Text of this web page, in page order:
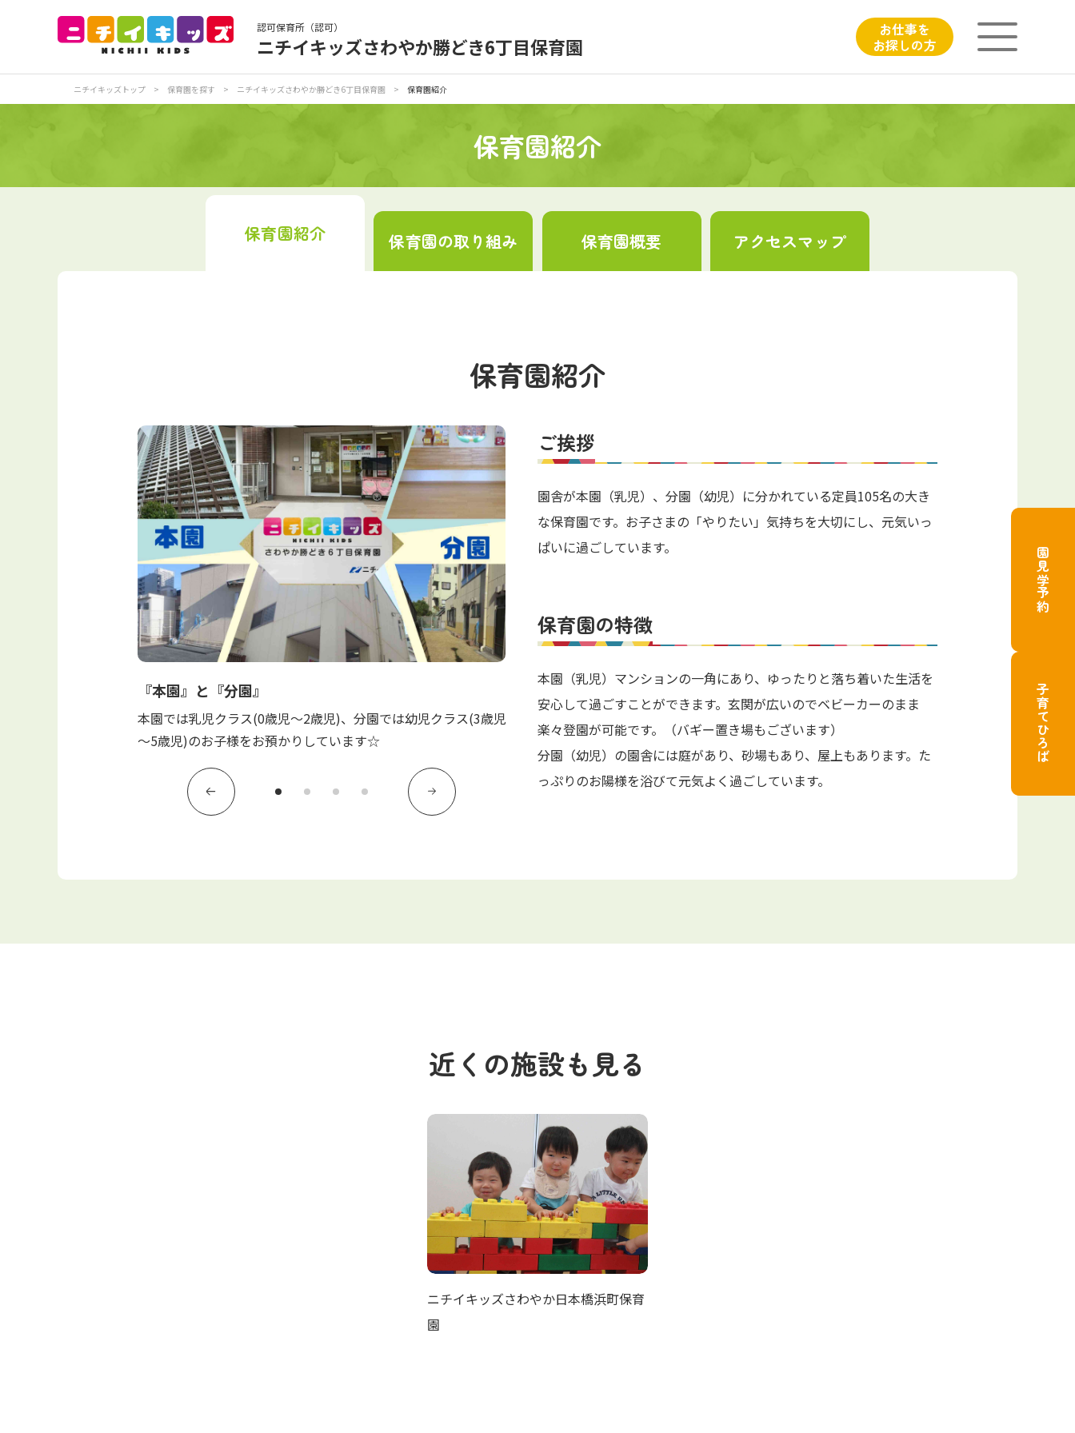
認可保育所（認可）
ニチイキッズさわやか勝どき6丁目保育園
お仕事を
お探しの方
写真販売サービス お仕事をお探しの方 よくあるご質問
保育園に関するお問い合わせ
ニチイキッズトップ > 保育園を探す > ニチイキッズさわやか勝どき6丁目保育園 > 保育園紹介
保育園紹介
保育園紹介 保育園の取り組み 保育園概要 アクセスマップ
保育園紹介
『本園』と『分園』
本園では乳児クラス(0歳児～2歳児)、分園では幼児クラス(3歳児
～5歳児)のお子様をお預かりしています☆
食育活動
を育むと同時に、友達と一緒に「おいしい」「楽しい」を共感
しあいます。
体操教室
［3～5歳児対象］週に1回外部講
てマット運動や鉄棒などで体を
と体力や自信が身につきます。
ご挨拶
園舎が本園（乳児）、分園（幼児）に分かれている定員105名の大き
な保育園です。お子さまの「やりたい」気持ちを大切にし、元気いっ
ぱいに過ごしています。
保育園の特徴
本園（乳児）マンションの一角にあり、ゆったりと落ち着いた生活を
安心して過ごすことができます。玄関が広いのでベビーカーのまま
楽々登園が可能です。（バギー置き場もございます）
分園（幼児）の園舎には庭があり、砂場もあり、屋上もあります。た
っぷりのお陽様を浴びて元気よく過ごしています。
近くの施設も見る
ニチイキッズさわやか日本橋浜町保育
園
園見学予約
子育てひろば